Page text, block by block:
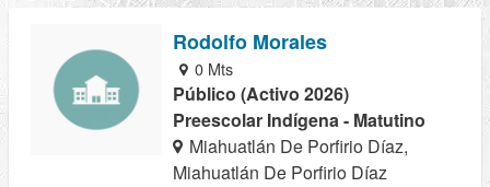
Rodolfo Morales
0 Mts
Público (Activo 2026)
Preescolar Indígena - Matutino
Miahuatlán De Porfirio Díaz,
Miahuatlán De Porfirio Díaz